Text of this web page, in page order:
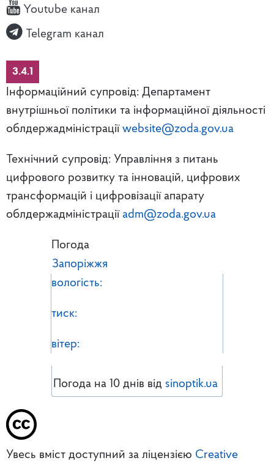
Youtube канал
Telegram канал
3.4.1
Інформаційний супровід: Департамент
внутрішньої політики та інформаційної діяльності
облдержадміністрації website@zoda.gov.ua
Технічний супровід: Управління з питань
цифрового розвитку та інновацій, цифрових
трансформацій і цифровізації апарату
облдержадміністрації adm@zoda.gov.ua
Погода
Запоріжжя
вологість:
тиск:
вітер:
Погода на 10 днів від sinoptik.ua
Увесь вміст доступний за ліцензією Creative